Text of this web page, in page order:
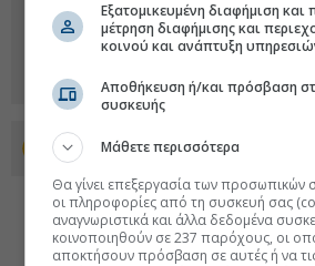
Προσθέστε το euro2day.gr στο
Εξατομικευμένη διαφήμιση και
μέτρηση διαφήμισης και
κοινού και ανάπτυξη
Αποθήκευση ή/και πρόσβαση
συσκευής
Μάθετε περισσότερα
Θα γίνει επεξεργασία των προσωπικών
οι πληροφορίες από τη συσκευή σας
αναγνωριστικά και άλλα δεδομένα
κοινοποιηθούν σε 237 παρόχους, οι
αποκτήσουν πρόσβαση σε αυτές ή να